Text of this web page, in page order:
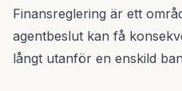
Finansreglering är ett
agentbeslut kan få
långt utanför en enskild